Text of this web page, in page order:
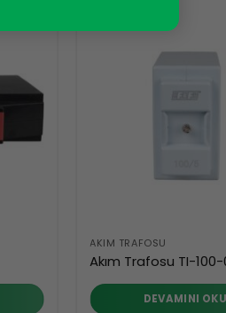
AKIM TRAFOSU
Akım Trafosu TI-100-
DEVAMINI OKU